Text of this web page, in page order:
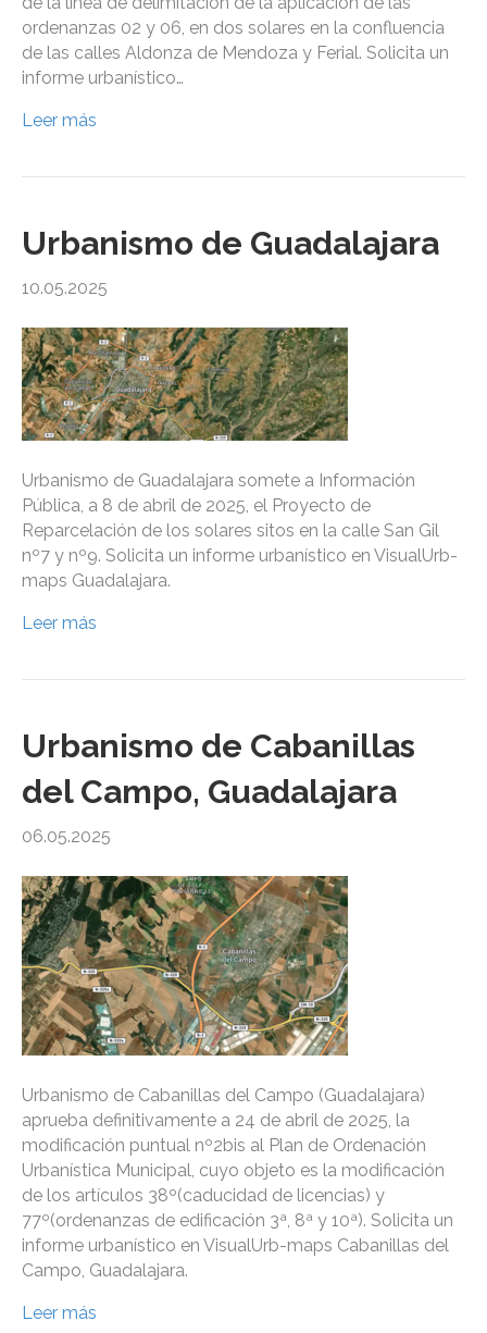
ordenanzas 02 y 06, en dos solares en la confluencia
de las calles Aldonza de Mendoza y Ferial. Solicita un
informe urbanístico…
Leer más
Urbanismo de Guadalajara
10.05.2025
Urbanismo de Guadalajara somete a Información
Pública, a 8 de abril de 2025, el Proyecto de
Reparcelación de los solares sitos en la calle San Gil
nº7 y nº9. Solicita un informe urbanístico en VisualUrb-
maps Guadalajara.
Leer más
Urbanismo de Cabanillas
del Campo, Guadalajara
06.05.2025
Urbanismo de Cabanillas del Campo (Guadalajara)
aprueba definitivamente a 24 de abril de 2025, la
modificación puntual nº2bis al Plan de Ordenación
Urbanística Municipal, cuyo objeto es la modificación
de los artículos 38º(caducidad de licencias) y
77º(ordenanzas de edificación 3ª, 8ª y 10ª). Solicita un
informe urbanístico en VisualUrb-maps Cabanillas del
Campo, Guadalajara.
Leer más